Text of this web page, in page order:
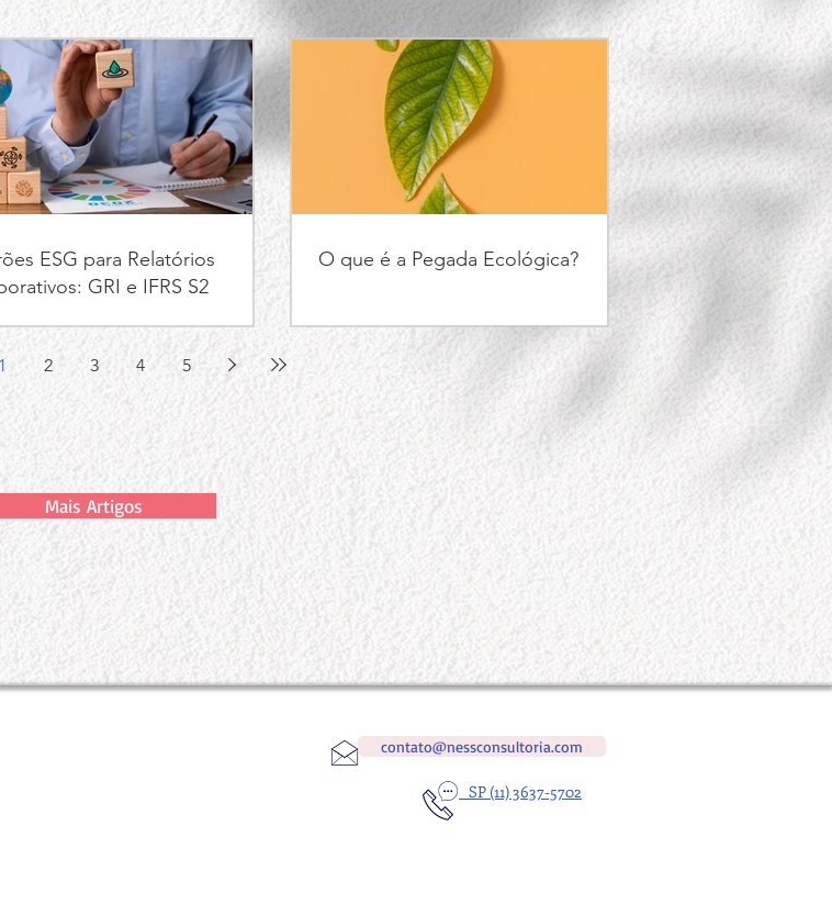
ESG para Relatórios
GRI e IFRS S2
O que é a Pegada Ecológica?
1 2 3 4 5
Mais Artigos
SP (11) 3637-5702
contato@nessconsultoria.com